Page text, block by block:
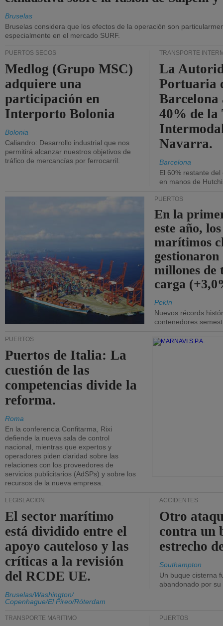
Bruselas
Bruselas considera que los efectos de la operación son
especialmente en el mercado SURF.
PUERTOS SECOS
Medlog (Grupo MSC)
adquiere una
participación en
Interporto Bolonia
Bolonia
Caliandro: Desarrollo industrial que nos
permitirá alcanzar nuestros objetivos de
tráfico de mercancías por ferrocarril.
TRANSPORTE
La
Portuaria
40% de la
Navarra.
Barcelona
El 60% restante
en manos de
PUERTOS
En la
este año,
marítimos
gestionaron
millones de
carga
Pekín
Nuevos récords
contenedores
PUERTOS
Puertos de Italia: La
cuestión de las
competencias divide la
reforma.
Roma
En la conferencia Confitarma, Rixi
defiende la nueva sala de control
nacional, mientras que expertos y
operadores piden claridad sobre las
relaciones con los proveedores de
servicios publicitarios (AdSPs) y sobre los
recursos de la nueva empresa.
LEGISLACIÓN
El sector marítimo
está dividido entre el
apoyo cauteloso y las
críticas a la revisión
del RCDE UE.
Bruselas/Washington/
Copenhague/El Pireo/Róterdam
ACCIDENTES
Otro
contra un
estrecho
Southampton
Un buque cisterna
abandonado por su
TRANSPORTE MARÍTIMO PUERTOS